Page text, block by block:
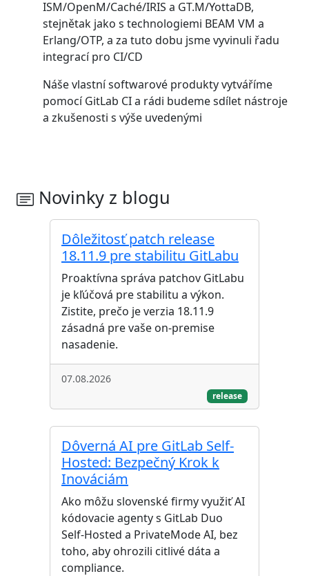
ISM/OpenM/Caché/IRIS a GT.M/YottaDB,
stejnětak jako s technologiemi BEAM VM a
Erlang/OTP, a za tuto dobu jsme vyvinuli řadu
integrací pro CI/CD
Náše vlastní softwarové produkty vytváříme
pomocí GitLab CI a rádi budeme sdílet nástroje
a zkušenosti s výše uvedenými
Novinky z blogu
Dôležitosť patch release
18.11.9 pre stabilitu GitLabu
Proaktívna správa patchov GitLabu
je kľúčová pre stabilitu a výkon.
Zistite, prečo je verzia 18.11.9
zásadná pre vaše on-premise
nasadenie.
07.08.2026
release
Dôverná AI pre GitLab Self-
Hosted: Bezpečný Krok k
Inováciám
Ako môžu slovenské firmy využiť AI
kódovacie agenty s GitLab Duo
Self-Hosted a PrivateMode AI, bez
toho, aby ohrozili citlivé dáta a
compliance.